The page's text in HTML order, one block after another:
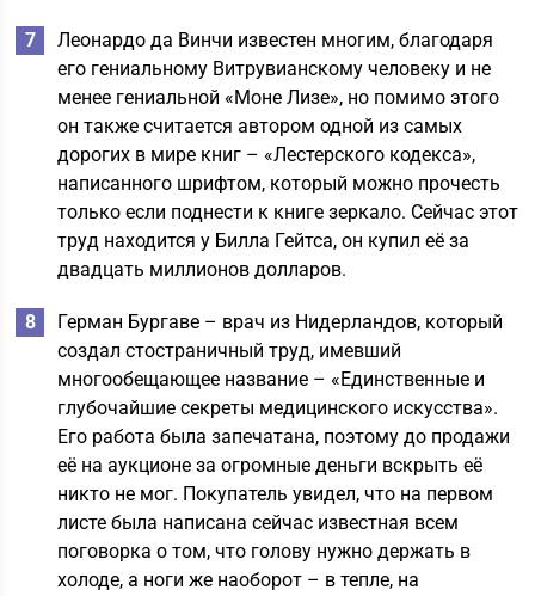
Леонардо да Винчи известен многим, благодаря
его гениальному Витрувианскому человеку и не
менее гениальной «Моне Лизе», но помимо этого
он также считается автором одной из самых
дорогих в мире книг – «Лестерского кодекса»,
написанного шрифтом, который можно прочесть
только если поднести к книге зеркало. Сейчас этот
труд находится у Билла Гейтса, он купил её за
двадцать миллионов долларов.
Герман Бургаве – врач из Нидерландов, который
создал стостраничный труд, имевший
многообещающее название – «Единственные и
глубочайшие секреты медицинского искусства».
Его работа была запечатана, поэтому до продажи
её на аукционе за огромные деньги вскрыть её
никто не мог. Покупатель увидел, что на первом
листе была написана сейчас известная всем
поговорка о том, что голову нужно держать в
холоде, а ноги же наоборот – в тепле, на